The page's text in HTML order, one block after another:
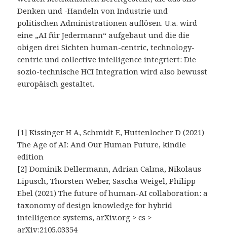
Denken und -Handeln von Industrie und
politischen Administrationen auflösen. U.a. wird
eine „AI für Jedermann“ aufgebaut und die die
obigen drei Sichten human-centric, technology-
centric und collective intelligence integriert: Die
sozio-technische HCI Integration wird also bewusst
europäisch gestaltet.
[1] Kissinger H A, Schmidt E, Huttenlocher D (2021)
The Age of AI: And Our Human Future, kindle
edition
[2] Dominik Dellermann, Adrian Calma, Nikolaus
Lipusch, Thorsten Weber, Sascha Weigel, Philipp
Ebel (2021) The future of human-AI collaboration: a
taxonomy of design knowledge for hybrid
intelligence systems, arXiv.org > cs >
arXiv:2105.03354